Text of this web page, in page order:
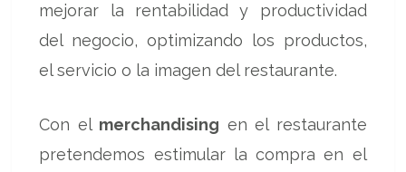
mejorar la rentabilidad y productividad
del negocio, optimizando los productos,
el servicio o la imagen del restaurante.
Con el merchandising en el restaurante
pretendemos estimular la compra en el